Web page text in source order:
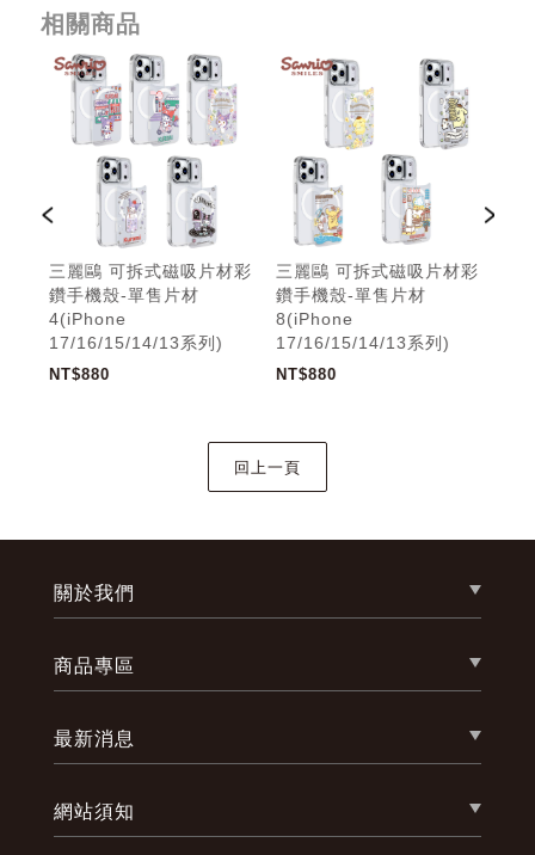
相關商品
三麗鷗 可拆式磁吸片材彩
鑽手機殼-單售片材
4(iPhone
17/16/15/14/13系列)
NT$880
三麗鷗 可拆式磁吸片材彩
鑽手機殼-單售片材
8(iPhone
17/16/15/14/13系列)
NT$880
關於我們
商品專區
最新消息
網站須知